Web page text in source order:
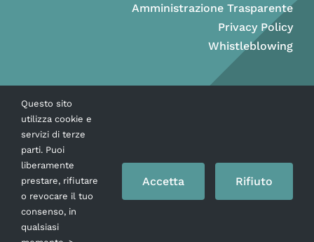
Amministrazione Trasparente
Privacy Policy
Whistleblowing
Copyright © Ass. Teatro Stabile della Città di Napoli 2026
Questo sito
utilizza cookie e
servizi di terze
parti. Puoi
liberamente
prestare, rifiutare
o revocare il tuo
consenso, in
qualsiasi
Accetta Rifiuto